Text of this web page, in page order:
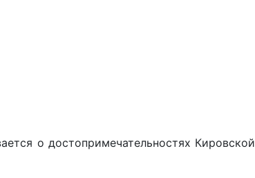
о достопримечательностях Кировской